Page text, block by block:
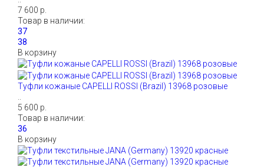
7 600 р.
Товар в наличии:
В корзину
Туфли кожаные CAPELLI ROSSI (Brazil) 13968 розовые
5 600 р.
Товар в наличии:
В корзину